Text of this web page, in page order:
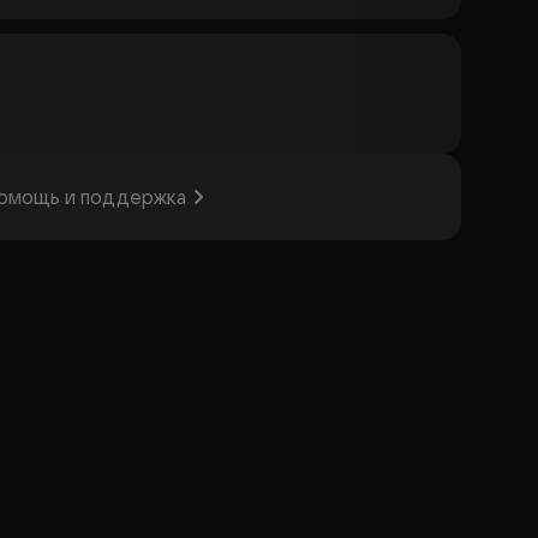
и поддержка